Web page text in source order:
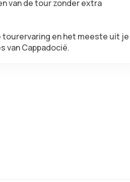
van de tour zonder extra
en het meeste uit je
van Cappadocië.